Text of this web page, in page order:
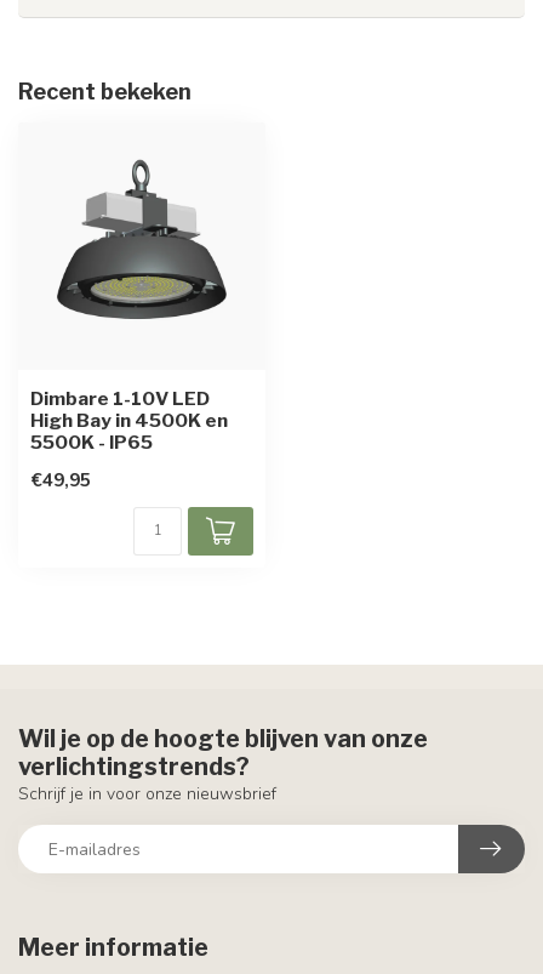
Recent bekeken
Dimbare 1-10V LED
High Bay in 4500K en
5500K - IP65
€49,95
Meer informatie
Wil je op de hoogte blijven van onze
verlichtingstrends?
Schrijf je in voor onze nieuwsbrief